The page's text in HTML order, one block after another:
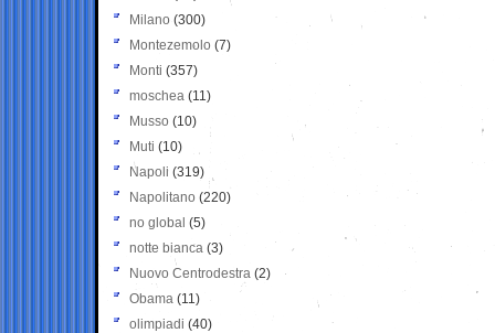
Milano (300)
Montezemolo (7)
Monti (357)
moschea (11)
Musso (10)
Muti (10)
Napoli (319)
Napolitano (220)
no global (5)
notte bianca (3)
Nuovo Centrodestra (2)
Obama (11)
olimpiadi (40)